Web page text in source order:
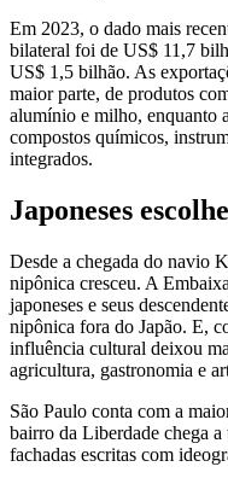
Em 2023, o dado mais
bilateral foi de US$ 11,7
US$ 1,5 bilhão. As
maior parte, de produtos
alumínio e milho, enquanto
compostos químicos,
integrados.
Japoneses
Desde a chegada do navio
nipônica cresceu. A
japoneses e seus
nipônica fora do Japão. E,
influência cultural deixou
agricultura, gastronomia e
São Paulo conta com a
bairro da Liberdade chega a
fachadas escritas com